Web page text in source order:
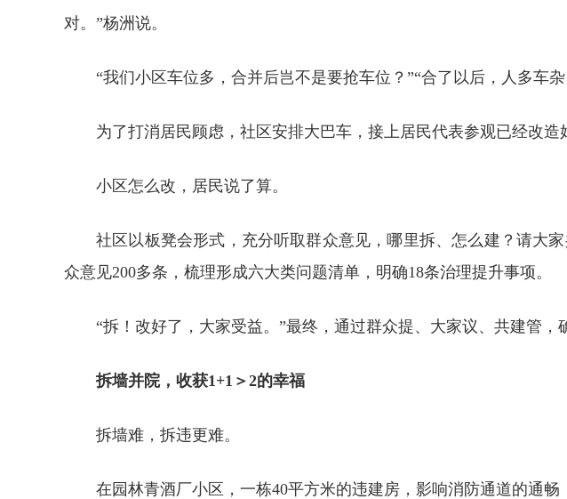
对。”杨洲说。
“我们小区车位多，合并后岂不是要抢车位？”“合了以后，人多车
为了打消居民顾虑，社区安排大巴车，接上居民代表参观已经改
小区怎么改，居民说了算。
社区以板凳会形式，充分听取群众意见，哪里拆、怎么建？请大
众意见200多条，梳理形成六大类问题清单，明确18条治理提升事项。
“拆！改好了，大家受益。”最终，通过群众提、大家议、共建管，
拆墙并院，收获1+1＞2的幸福
拆墙难，拆违更难。
在园林青酒厂小区，一栋40平方米的违建房，影响消防通道的通畅